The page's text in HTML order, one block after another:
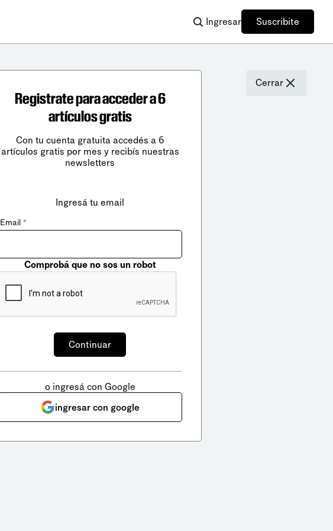
Ingresar Suscribite
Cerrar
Registrate para acceder a 6
artículos gratis
Con tu cuenta gratuita accedés a 6
artículos gratis por mes y recibís nuestras
newsletters
Ingresá tu email
Email *
Comprobá que no sos un robot
o ingresá con Google
ingresar con google